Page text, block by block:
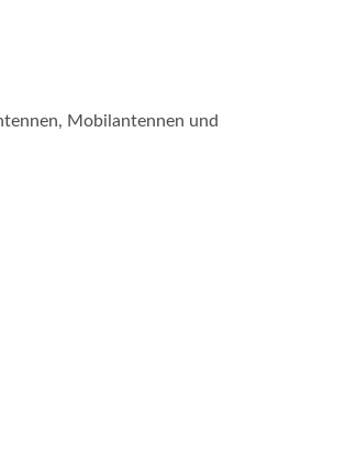
Mobilantennen und